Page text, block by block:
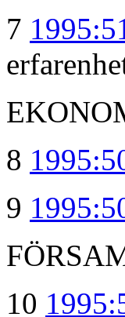
7
8
9
10